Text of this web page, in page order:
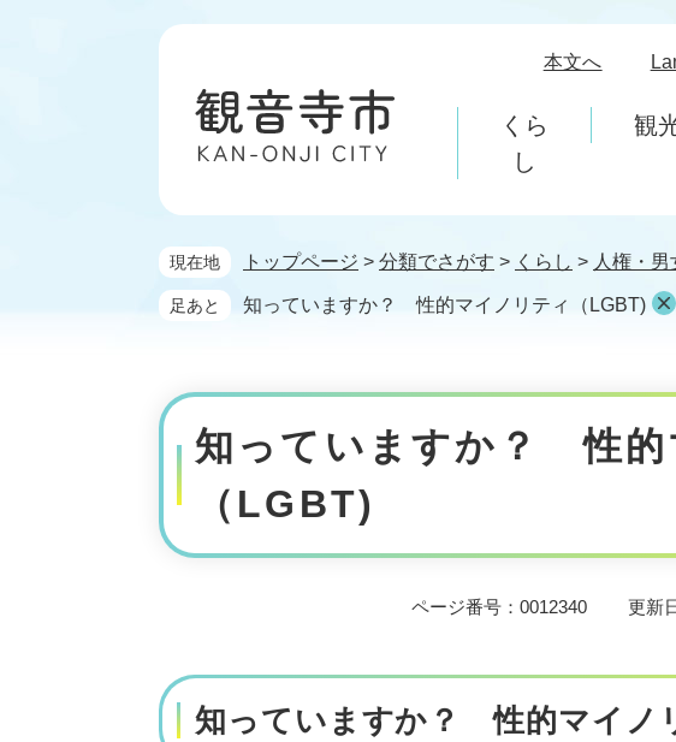
本文へ
くら
し
観
現在地 トップページ > 分類でさがす > くらし > 人権・
足あと 知っていますか？ 性的マイノリティ（LGBT)
本
知っていますか？ 性的
（LGBT)
ページ番号：0012340 更新
知っていますか？ 性的マイノ